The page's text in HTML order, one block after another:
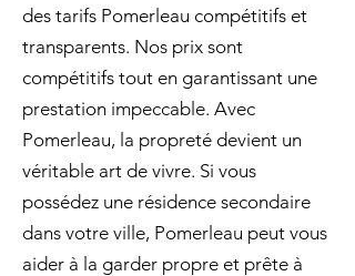
des tarifs Pomerleau compétitifs et
transparents. Nos prix sont
compétitifs tout en garantissant une
prestation impeccable. Avec
Pomerleau, la propreté devient un
véritable art de vivre. Si vous
possédez une résidence secondaire
dans votre ville, Pomerleau peut vous
aider à la garder propre et prête à